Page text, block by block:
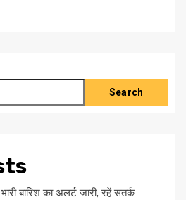
Search
बारिश का अलर्ट जारी, रहें सतर्क